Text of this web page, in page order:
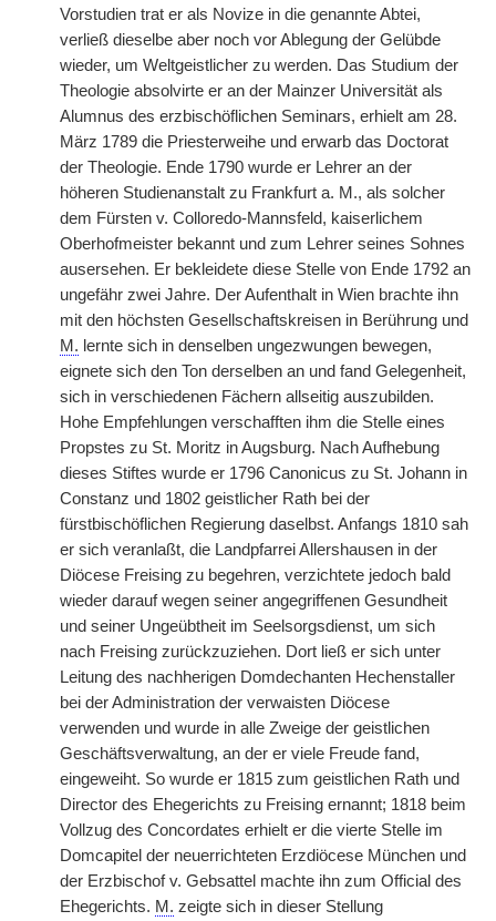
Vorstudien trat er als Novize in die genannte Abtei,
verließ dieselbe aber noch vor Ablegung der Gelübde
wieder, um Weltgeistlicher zu werden. Das Studium der
Theologie absolvirte er an der Mainzer Universität als
Alumnus des erzbischöflichen Seminars, erhielt am 28.
März 1789 die Priesterweihe und erwarb das Doctorat
der Theologie. Ende 1790 wurde er Lehrer an der
höheren Studienanstalt zu Frankfurt a. M., als solcher
dem Fürsten v. Colloredo-Mannsfeld, kaiserlichem
Oberhofmeister bekannt und zum Lehrer seines Sohnes
ausersehen. Er bekleidete diese Stelle von Ende 1792 an
ungefähr zwei Jahre. Der Aufenthalt in Wien brachte ihn
mit den höchsten Gesellschaftskreisen in Berührung und
M. lernte sich in denselben ungezwungen bewegen,
eignete sich den Ton derselben an und fand Gelegenheit,
sich in verschiedenen Fächern allseitig auszubilden.
Hohe Empfehlungen verschafften ihm die Stelle eines
Propstes zu St. Moritz in Augsburg. Nach Aufhebung
dieses Stiftes wurde er 1796 Canonicus zu St. Johann in
Constanz und 1802 geistlicher Rath bei der
fürstbischöflichen Regierung daselbst. Anfangs 1810 sah
er sich veranlaßt, die Landpfarrei Allershausen in der
Diöcese Freising zu begehren, verzichtete jedoch bald
wieder darauf wegen seiner angegriffenen Gesundheit
und seiner Ungeübtheit im Seelsorgsdienst, um sich
nach Freising zurückzuziehen. Dort ließ er sich unter
Leitung des nachherigen Domdechanten Hechenstaller
bei der Administration der verwaisten Diöcese
verwenden und wurde in alle Zweige der geistlichen
Geschäftsverwaltung, an der er viele Freude fand,
eingeweiht. So wurde er 1815 zum geistlichen Rath und
Director des Ehegerichts zu Freising ernannt; 1818 beim
Vollzug des Concordates erhielt er die vierte Stelle im
Domcapitel der neuerrichteten Erzdiöcese München und
der Erzbischof v. Gebsattel machte ihn zum Official des
Ehegerichts. M. zeigte sich in dieser Stellung